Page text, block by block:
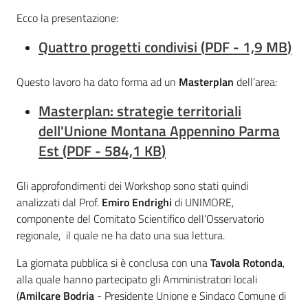
Ecco la presentazione:
Quattro progetti condivisi (PDF- 1,9 MB)
Questo lavoro ha dato forma ad un Masterplan dell’area:
Masterplan: strategie territoriali
dell'Unione Montana Appennino Parma
Est (PDF- 584,1 KB)
Gli approfondimenti dei Workshop sono stati quindi
analizzati dal Prof. Emiro Endrighi di UNIMORE,
componente del Comitato Scientifico dell’Osservatorio
regionale, il quale ne ha dato una sua lettura.
La giornata pubblica si è conclusa con unaTavola Rotonda,
alla quale hanno partecipato gli Amministratori locali
(Amilcare Bodria - Presidente Unione e Sindaco Comune di